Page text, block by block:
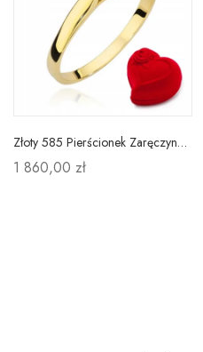
Złoty 585 Pierścionek Zaręczynowy Szafir Grawer
1 860,00 zł